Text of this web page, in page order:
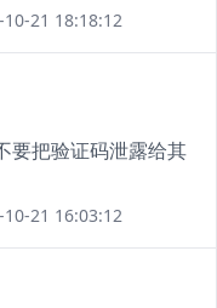
21 18:18:12
要把验证码泄露给其
21 16:03:12